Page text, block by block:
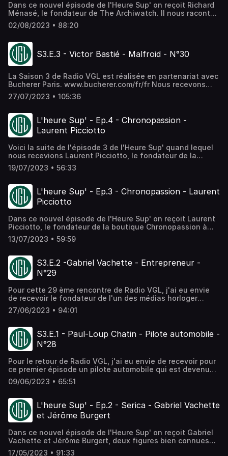
Dans ce nouvel épisode de l'Heure Sup' on reçoit Richard
Ménasé, le fondateur de The Archiwatch. Il nous raconte
son parcours et la création de sa première boutique
"Horare", avant de se lancer solo dans l'aventure The
de l'horlogerie pour ce 5ème épisode de l'Heure Sup'.
Bonne écoute, Arnaud & Marine
02/08/2023 • 88:20
S3.E.3 - Victor Bastié - Malfroid - N°30
La Saison 3 de Radio VGL est réalisée en partenariat avec
Bucherer Paris. www.bucherer.com/fr/fr Nous recevons
dans ce 30e épisode de Radio VGL Victor Bastié, le
fondateur de la marque de chaussures pour homme
chaussure. C'est un commerçant dans l'âme pour qui la
relation avec ses clients est plus importante que la vente.
Il se consacre depuis maintenant plus de 10 ans à
marque, Malfroid. Bonne écoute. Arnaud
27/07/2023 • 105:36
L'heure Sup' - Ep.4 - Chronopassion -
Laurent Picciotto
Voici la suite de l'épisode 3 de l'Heure Sup' quand lequel
nous recevions Laurent Picciotto, le fondateur de la
boutique Chronopassion à Paris. Retrouvez la première
partie de cette discussion ici :
chronopassion-laurent-picciotto Bonne écoute !
19/07/2023 • 56:33
L'heure Sup' - Ep.3 - Chronopassion - Laurent
Picciotto
Dans ce nouvel épisode de l'Heure Sup' on reçoit Laurent
Picciotto, le fondateur de la boutique Chronopassion à
Paris. Il nous raconte la création de sa boutique et
l'ouverture de la première boutique Audermars Piguet. Il
professionnelle. L'épisode 4 avec la seconde partie de
cet épisode sera disponible la semaine prochaine.
13/07/2023 • 59:59
S3.E.2 -Gabriel Vachette - Entrepreneur -
N°29
Pour cette 29 ème rencontre de Radio VGL, j'ai eu envie
de recevoir le fondateur de l'un des médias horloger
Français les plus importants : les Rhabilleurs. Il nous parle
dans cet épisode de son parcours qui l'a mené à créer
et enfin son rêve, une marque de montres. Bonne écoute.
Arnaud La Saison 3 de Radio VGL est réalisée en
partenariat avec Bucherer Paris.
27/06/2023 • 94:01
S3.E.1 - Paul-Loup Chatin - Pilote automobile -
N°28
Pour le retour de Radio VGL, j'ai eu envie de recevoir pour
ce premier épisode un pilote automobile qui est devenu
en quelques années l'un des meilleurs pilote d'endurance
en France avec notamment une victoire aux 24H de
vient d'ailleurs de signer la pole position en LMP2 aux
24H du Mans 2023. Réalisé en partenariat avec Bucherer
Paris
09/06/2023 • 65:51
L'heure Sup' - Ep.2 - Serica - Gabriel Vachette
et Jérôme Burgert
Dans ce nouvel épisode de l'Heure Sup' on reçoit Gabriel
Vachette et Jérôme Burgert, deux figures bien connues
du monde de l'horlogerie qui écument cet univers magique
17/05/2023 • 91:33